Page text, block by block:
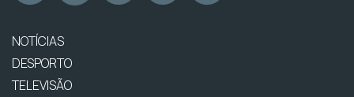
NOTÍCIAS
DESPORTO
TELEVISÃO